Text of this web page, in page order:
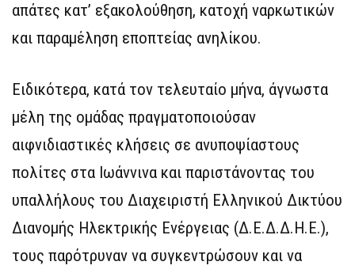
απάτες κατ’ εξακολούθηση, κατοχή ναρκωτικών
και παραμέληση εποπτείας ανηλίκου.
Ειδικότερα, κατά τον τελευταίο μήνα, άγνωστα
μέλη της ομάδας πραγματοποιούσαν
αιφνιδιαστικές κλήσεις σε ανυποψίαστους
πολίτες στα Ιωάννινα και παριστάνοντας του
υπαλλήλους του Διαχειριστή Ελληνικού Δικτύου
Διανομής Ηλεκτρικής Ενέργειας (Δ.Ε.Δ.Δ.Η.Ε.),
τους παρότρυναν να συγκεντρώσουν και να